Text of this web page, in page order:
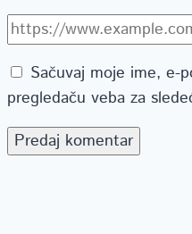
Sačuvaj moje ime, e-
pregledaču veba za